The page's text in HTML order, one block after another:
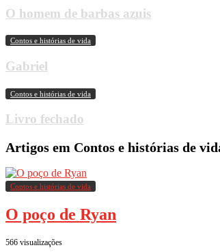
O homem de barbas azuis
Contos e histórias de vida
Gabriel
Contos e histórias de vida
Livro fechado
Artigos em Contos e histórias de
Contos e histórias de vida
O poço de Ryan
566 visualizações